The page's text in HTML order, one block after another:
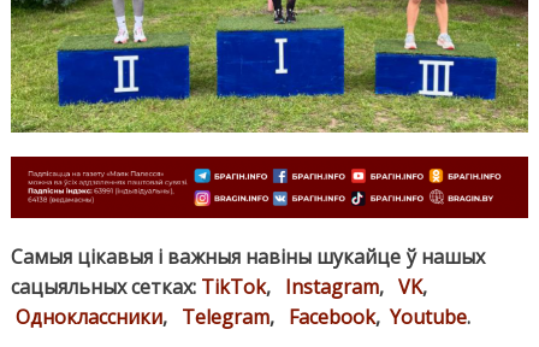
Самыя цікавыя і важныя навіны шукайце ў нашых
сацыяльных сетках: TikTok, Instagram, VK,
Одноклассники, Telegram, Facebook, Youtube.